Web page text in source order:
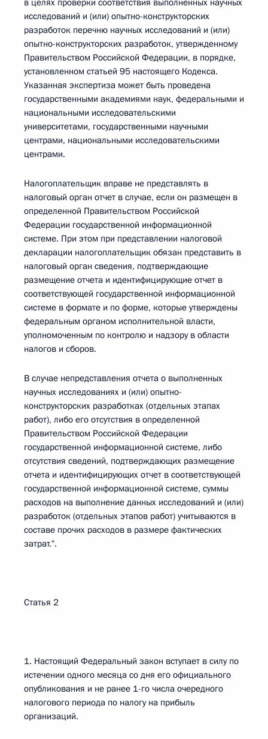
в целях проверки соответствия выполненных научных
исследований и (или) опытно-конструкторских
разработок перечню научных исследований и (или)
опытно-конструкторских разработок, утвержденному
Правительством Российской Федерации, в порядке,
установленном статьей 95 настоящего Кодекса.
Указанная экспертиза может быть проведена
государственными академиями наук, федеральными и
национальными исследовательскими
университетами, государственными научными
центрами, национальными исследовательскими
центрами.
Налогоплательщик вправе не представлять в
налоговый орган отчет в случае, если он размещен в
определенной Правительством Российской
Федерации государственной информационной
системе. При этом при представлении налоговой
декларации налогоплательщик обязан представить в
налоговый орган сведения, подтверждающие
размещение отчета и идентифицирующие отчет в
соответствующей государственной информационной
системе в формате и по форме, которые утверждены
федеральным органом исполнительной власти,
уполномоченным по контролю и надзору в области
налогов и сборов.
В случае непредставления отчета о выполненных
научных исследованиях и (или) опытно-
конструкторских разработках (отдельных этапах
работ), либо его отсутствия в определенной
Правительством Российской Федерации
государственной информационной системе, либо
отсутствия сведений, подтверждающих размещение
отчета и идентифицирующих отчет в соответствующей
государственной информационной системе, суммы
расходов на выполнение данных исследований и (или)
разработок (отдельных этапов работ) учитываются в
составе прочих расходов в размере фактических
затрат.".
Статья 2
1. Настоящий Федеральный закон вступает в силу по
истечении одного месяца со дня его официального
опубликования и не ранее 1-го числа очередного
налогового периода по налогу на прибыль
организаций.